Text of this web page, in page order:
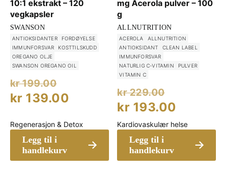
10:1 ekstrakt – 120
vegkapsler
SWANSON
ANTIOKSIDANTER
FORDØYELSE
IMMUNFORSVAR
KOSTTILSKUDD
OREGANO OLJE
SWANSON OREGANO OIL
kr199.00
pris
kr 199.00.
kr 139.00 Nåværende
er:
kr 139.00.
Legg til i
handlekurv
Regenerasjon & Detox
mg Acerola pulver – 100
g
ALLNUTRITION
ACEROLA
ALLNUTRITION
ANTIOKSIDANT
CLEAN LABEL
IMMUNFORSVAR
NATURLIG C-VITAMIN
PULVER
VITAMIN C
kr229.00
pris
var:
kr 193.00
pris
kr
Legg til i
handlekurv
Kardiovaskulær helse